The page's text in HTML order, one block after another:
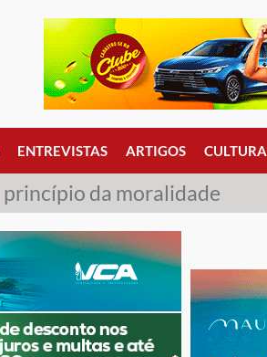
ENTREVISTAS ARTIGOS CULTURA
princípio da moralidade